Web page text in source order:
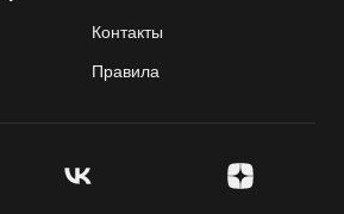
Контакты
Правила